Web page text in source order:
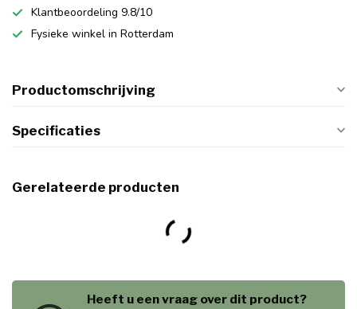
Klantbeoordeling 9.8/10
Fysieke winkel in Rotterdam
Productomschrijving
Specificaties
Gerelateerde producten
Heeft u een vraag over dit product?